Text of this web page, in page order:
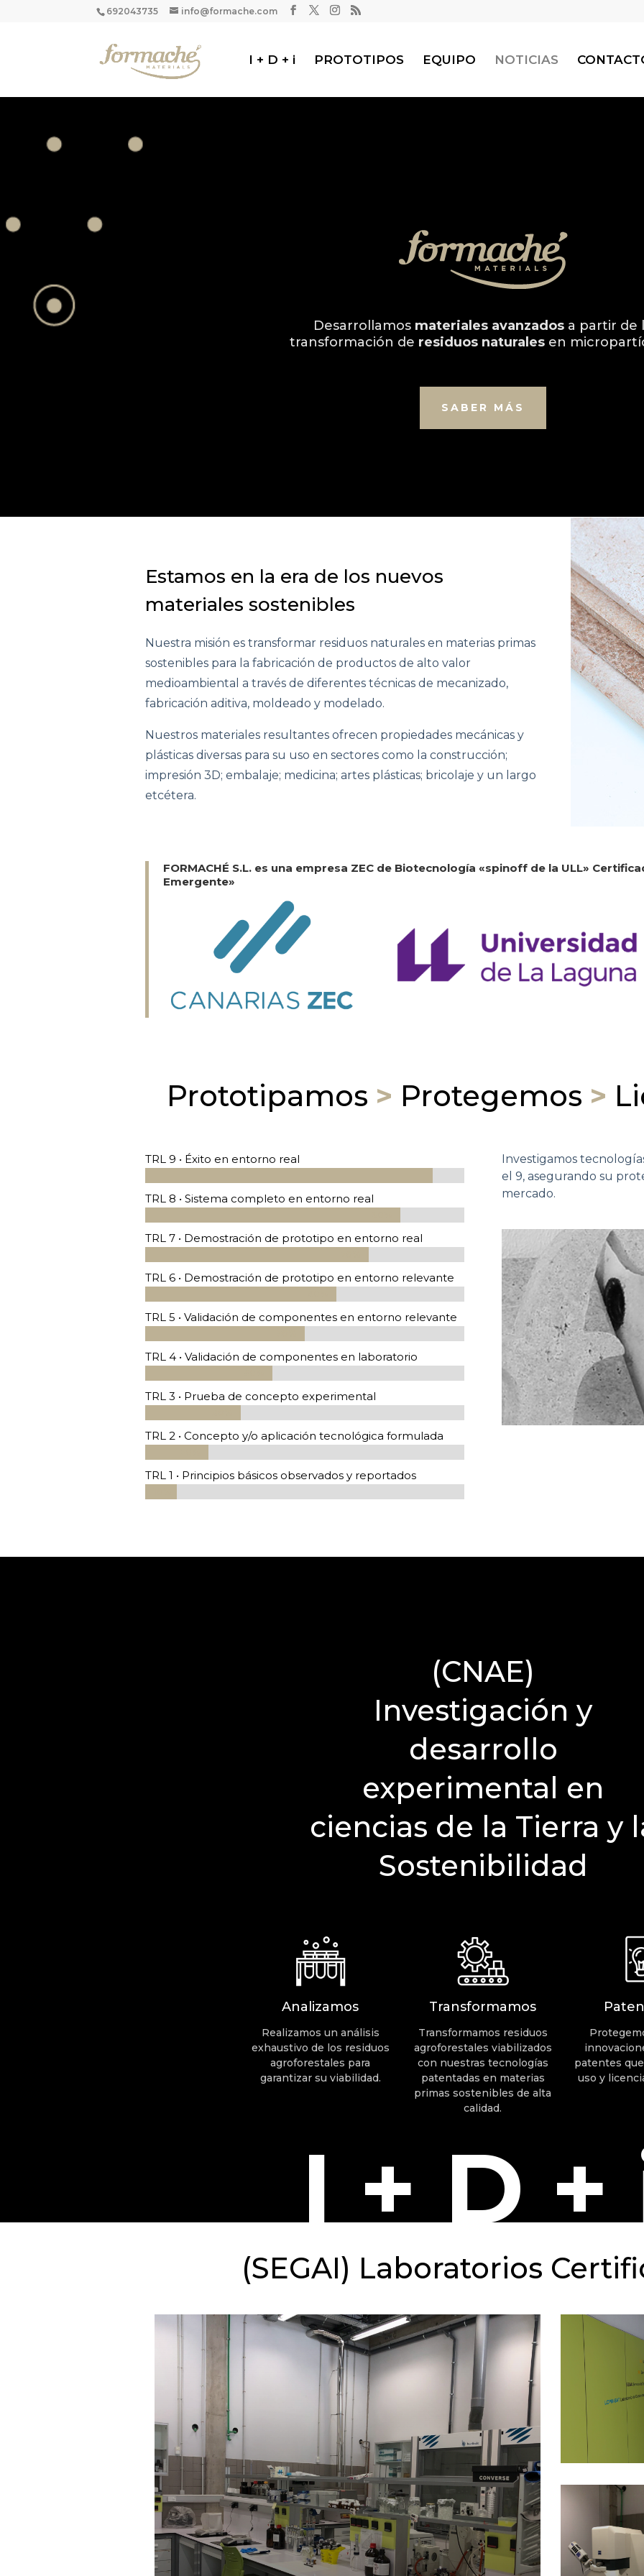
692043735 info@formache.com
I + D + i PROTOTIPOS EQUIPO NOTICIAS
Desarrollamos materiales avanzados a partir de
transformación de residuos naturales en
SABER MÁS
Estamos en la era de los nuevos
materiales sostenibles
Nuestra misión es transformar residuos naturales en materias primas
sostenibles para la fabricación de productos de alto valor
medioambiental a través de diferentes técnicas de mecanizado,
fabricación aditiva, moldeado y modelado.
Nuestros materiales resultantes ofrecen propiedades mecánicas y
plásticas diversas para su uso en sectores como la construcción;
impresión 3D; embalaje; medicina; artes plásticas; bricolaje y un largo
etcétera.
FORMACHÉ S.L. es una empresa ZEC de Biotecnología «spinoff de la ULL»
Emergente»
Prototipamos > Protegemos >
TRL 9 • Éxito en entorno real
TRL 8 • Sistema completo en entorno real
TRL 7 • Demostración de prototipo en entorno real
TRL 6 • Demostración de prototipo en entorno relevante
TRL 5 • Validación de componentes en entorno relevante
TRL 4 • Validación de componentes en laboratorio
TRL 3 • Prueba de concepto experimental
TRL 2 • Concepto y/o aplicación tecnológica formulada
TRL 1 • Principios básicos observados y reportados
Investigamos
el 9, asegurando su
mercado.
(CNAE)
Investigación y
desarrollo
experimental en
ciencias de la Tierra y
Sostenibilidad
Analizamos
Realizamos un análisis
exhaustivo de los residuos
agroforestales para
garantizar su viabilidad.
Transformamos
Transformamos residuos
agroforestales viabilizados
con nuestras tecnologías
patentadas en materias
primas sostenibles de alta
calidad.
patentes
uso y
I + D +
(SEGAI) Laboratorios